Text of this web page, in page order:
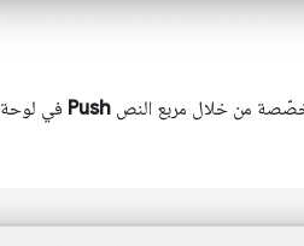
من خلال مربع النص Push في لوحة